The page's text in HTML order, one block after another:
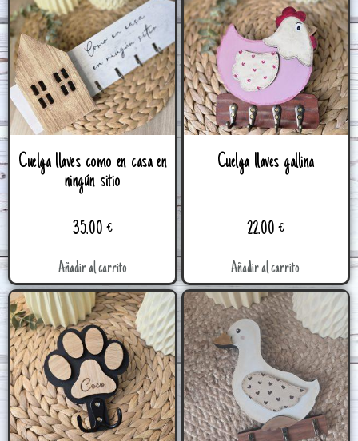
Cuelga llaves como en casa en
ningún sitio
35.00 €
Añadir al carrito
Cuelga llaves gallina
22.00 €
Añadir al carrito